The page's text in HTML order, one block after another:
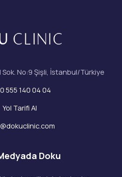
No:9 Şişli, İstanbul/Türkiye
555 140 04 04
Yol Tarifi Al
Doku